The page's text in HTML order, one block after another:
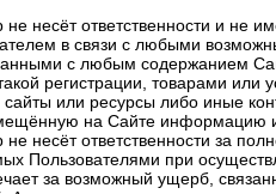
несёт ответственности и не
в связи с любыми
с любым содержанием
регистрации, товарами или
или ресурсы либо иные
на Сайте информацию
несёт ответственности за
Пользователями при
за возможный ущерб,